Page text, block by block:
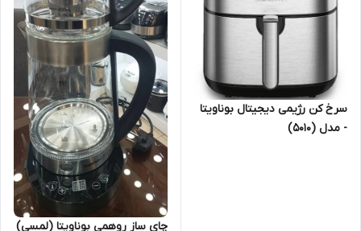
سرخ کن رژیمی دیجیتال بوناویتا
- مدل (5010)
چای ساز روهمی بوناویتا (لمسی)